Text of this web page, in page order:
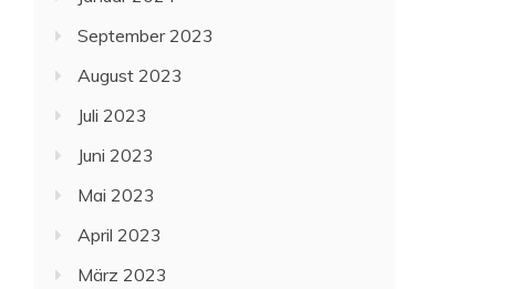
September 2023
August 2023
Juli 2023
Juni 2023
Mai 2023
April 2023
März 2023